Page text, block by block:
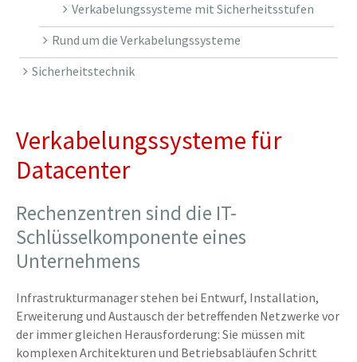
Verkabelungssysteme mit Sicherheitsstufen
Rund um die Verkabelungssysteme
Sicherheitstechnik
Verkabelungssysteme für
Datacenter
Rechenzentren sind die IT-
Schlüsselkomponente eines
Unternehmens
Infrastrukturmanager stehen bei Entwurf, Installation,
Erweiterung und Austausch der betreffenden Netzwerke vor
der immer gleichen Herausforderung: Sie müssen mit
komplexen Architekturen und Betriebsabläufen Schritt